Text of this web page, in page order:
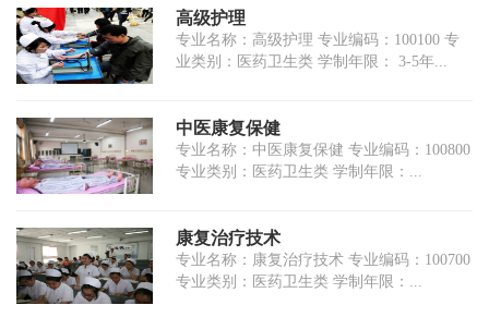
高级护理
专业名称：高级护理 专业编码：100100 专
业类别：医药卫生类 学制年限： 3-5年...
中医康复保健
专业名称：中医康复保健 专业编码：100800
专业类别：医药卫生类 学制年限：...
康复治疗技术
专业名称：康复治疗技术 专业编码：100700
专业类别：医药卫生类 学制年限：...